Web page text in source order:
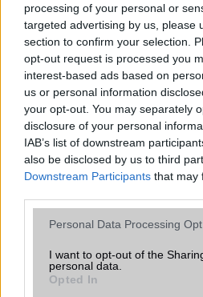
processing of your personal or
targeted advertising by us, please
section to confirm your selection.
opt-out request is processed you
interest-based ads based on
us or personal information
your opt-out. You may separately
disclosure of your personal
IAB’s list of downstream
also be disclosed by us to third
Downstream Participants that may
Please note that this website/app
not limited to your visit or usage
grant or deny consent to Google
use your data for below specified
Personal Data Processing
I want to opt-out of the
personal data.
Opted In
Beszélgetési idő h /
Gyorstöltés
ALKALMAZÁSOK ÉS
Java
Flash/Ujjlenyomat olvasó
SNS integráció
Organizer
T9 szótár
Iránytũ